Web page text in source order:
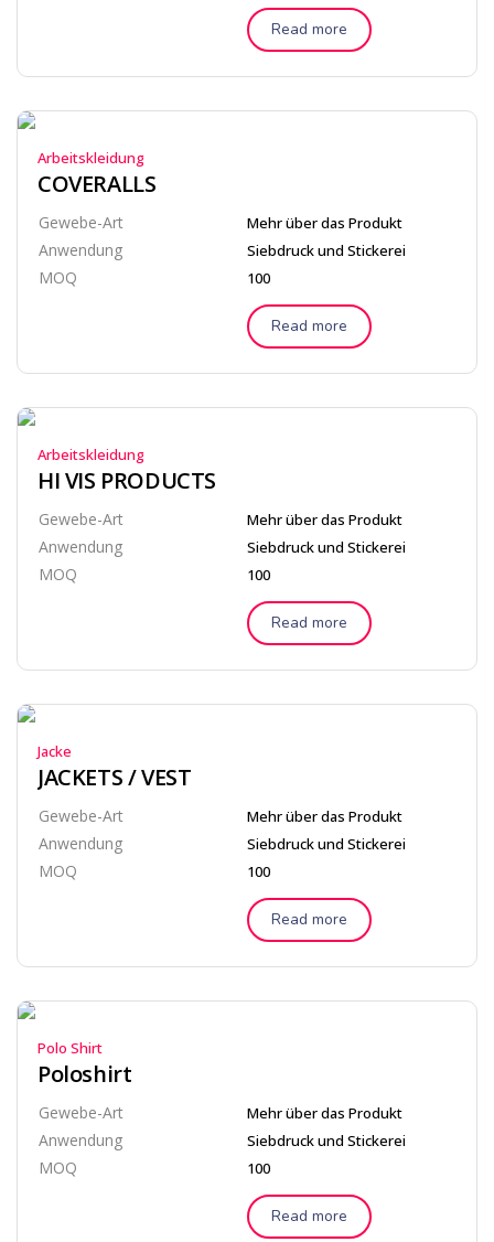
Read more
Arbeitskleidung
COVERALLS
Gewebe-Art Mehr über das Produkt
Anwendung Siebdruck und Stickerei
MOQ 100
Read more
Arbeitskleidung
HI VIS PRODUCTS
Gewebe-Art Mehr über das Produkt
Anwendung Siebdruck und Stickerei
MOQ 100
Read more
Jacke
JACKETS / VEST
Gewebe-Art Mehr über das Produkt
Anwendung Siebdruck und Stickerei
MOQ 100
Read more
Polo Shirt
Poloshirt
Gewebe-Art Mehr über das Produkt
Anwendung Siebdruck und Stickerei
MOQ 100
Read more